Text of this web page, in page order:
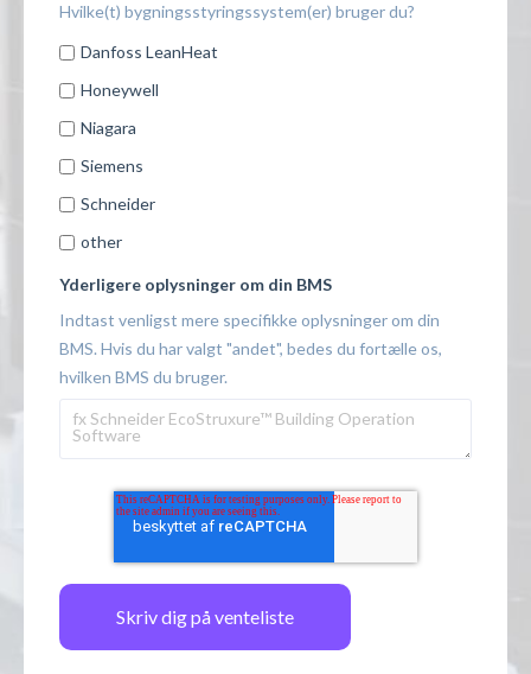
Hvilke(t) bygningsstyringssystem(er) bruger du?
Danfoss LeanHeat
Honeywell
Niagara
Siemens
Schneider
other
Yderligere oplysninger om din BMS
Indtast venligst mere specifikke oplysninger om din
BMS. Hvis du har valgt "andet", bedes du fortælle os,
hvilken BMS du bruger.